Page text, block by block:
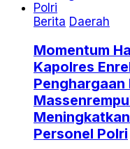
Berita Daerah
Momentum
Kapolres
Penghargaan
Personel Polri